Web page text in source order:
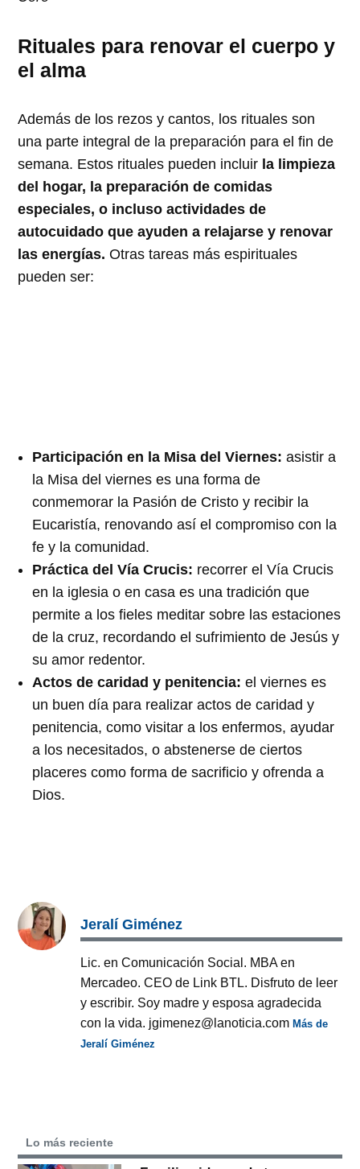
Rituales para renovar el cuerpo y
el alma
Además de los rezos y cantos, los rituales son
una parte integral de la preparación para el fin de
semana. Estos rituales pueden incluir la limpieza
del hogar, la preparación de comidas
especiales, o incluso actividades de
autocuidado que ayuden a relajarse y renovar
las energías.Otras tareas más espirituales
pueden ser:
Participación en la Misa del Viernes: asistir a
la Misa del viernes es una forma de
conmemorar la Pasión de Cristo y recibir la
Eucaristía, renovando así el compromiso con la
fe y la comunidad.
Práctica del Vía Crucis: recorrer el Vía Crucis
en la iglesia o en casa es una tradición que
permite a los fieles meditar sobre las estaciones
de la cruz, recordando el sufrimiento de Jesús y
su amor redentor.
Actos de caridad y penitencia: el viernes es
un buen día para realizar actos de caridad y
penitencia, como visitar a los enfermos, ayudar
a los necesitados, o abstenerse de ciertos
placeres como forma de sacrificio y ofrenda a
Dios.
Jeralí Giménez
Lic. en Comunicación Social. MBA en
Mercadeo. CEO de Link BTL. Disfruto de leer
y escribir. Soy madre y esposa agradecida
con la vida. jgimenez@lanoticia.comMás de
Jeralí Giménez
Lo más reciente